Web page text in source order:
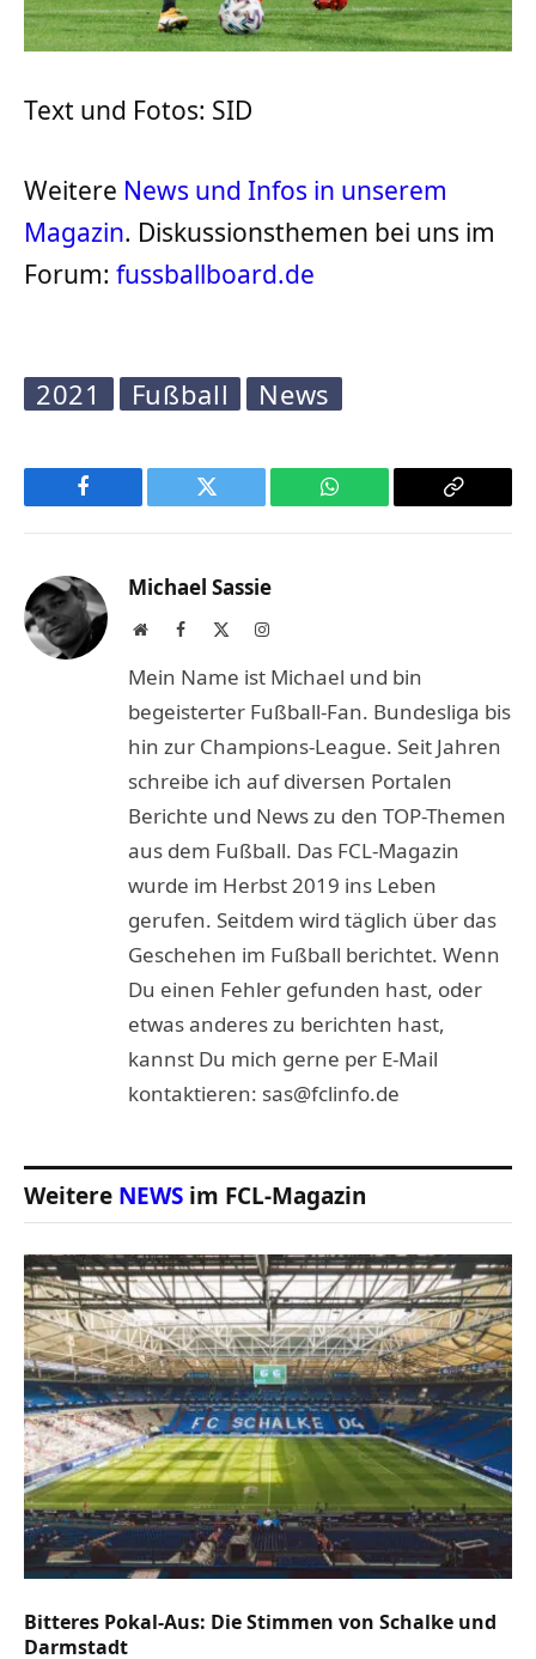
Text und Fotos: SID
Weitere News und Infos in unserem
Magazin. Diskussionsthemen bei uns im
Forum: fussballboard.de
2021 Fußball News
Facebook Twitter WhatsApp
Copy
Michael Sassie
WebsiteFacebook Instagram
Mein Name ist Michael und bin
begeisterter Fußball-Fan. Bundesliga bis
hin zur Champions-League. Seit Jahren
schreibe ich auf diversen Portalen
Berichte und News zu den TOP-Themen
aus dem Fußball. Das FCL-Magazin
wurde im Herbst 2019 ins Leben
gerufen. Seitdem wird täglich über das
Geschehen im Fußball berichtet. Wenn
Du einen Fehler gefunden hast, oder
etwas anderes zu berichten hast,
kannst Du mich gerne per E-Mail
kontaktieren: sas@fclinfo.de
Weitere NEWS im FCL-Magazin
Bitteres Pokal-Aus: Die Stimmen von Schalke und
Darmstadt